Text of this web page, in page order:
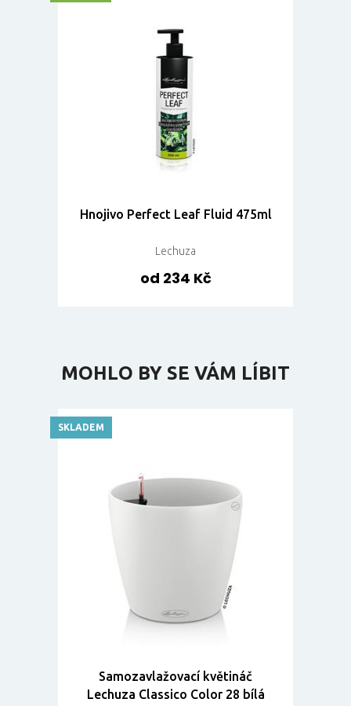
Hnojivo Perfect Leaf Fluid 475ml
Lechuza
od 234 Kč
MOHLO BY SE VÁM LÍBIT
Samozavlažovací květináč
Lechuza Classico Color 28 bílá
SKLADEM